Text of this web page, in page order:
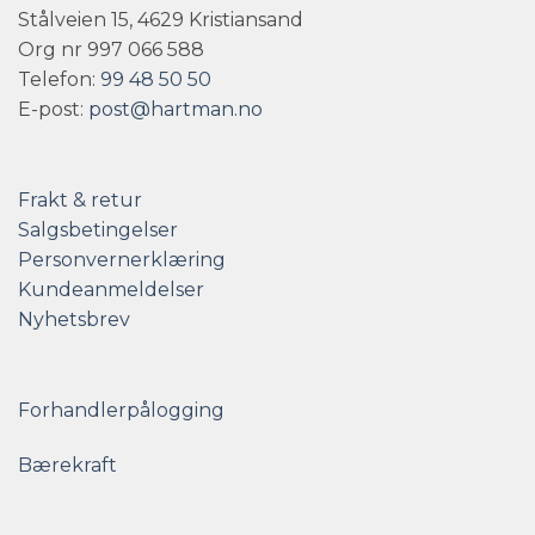
Stålveien 15, 4629 Kristiansand
Org nr 997 066 588
Telefon: 99 48 50 50
E-post: post@hartman.no
Frakt & retur
Salgsbetingelser
Personvernerklæring
Kundeanmeldelser
Nyhetsbrev
Forhandlerpålogging
Bærekraft